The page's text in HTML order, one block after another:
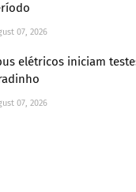
07, 2026
elétricos iniciam
07, 2026